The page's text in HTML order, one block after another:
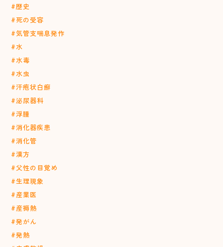
#歴史
#死の受容
#気管支喘息発作
#水
#水毒
#水虫
#汗疱状白癬
#泌尿器科
#浮腫
#消化器疾患
#消化管
#漢方
#父性の目覚め
#生理現象
#産業医
#産褥熱
#発がん
#発熱